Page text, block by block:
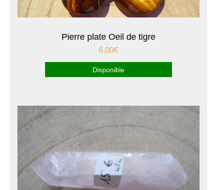
Pierre plate Oeil de tigre
6,00€
Disponible